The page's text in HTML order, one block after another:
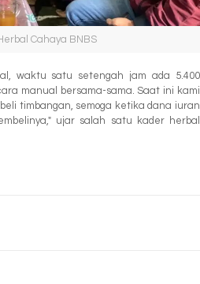
Cahaya BNBS
waktu satu setengah jam ada 5.400
manual bersama-sama. Saat ini kami
timbangan, semoga ketika dana iuran
ujar salah satu kader herbal